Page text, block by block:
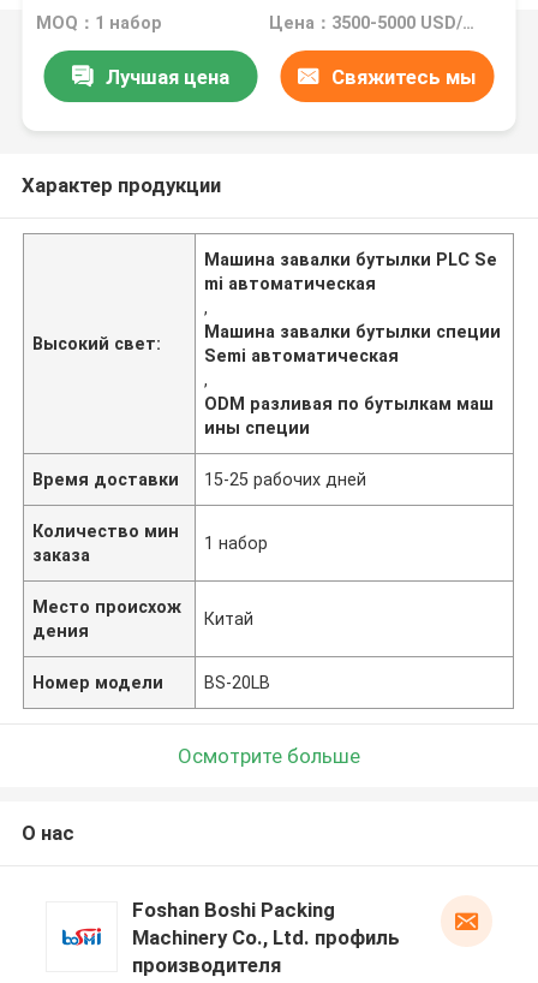
бутылкам машины специи
MOQ：1 набор Цена：3500-5000 USD/SET
Лучшая цена Свяжитесь мы
Характер продукции
Высокий свет:
Машина завалки бутылки PLC Se
mi автоматическая
,
Машина завалки бутылки специи
Semi автоматическая
,
ODM разливая по бутылкам маш
ины специи
Время доставки 15-25 рабочих дней
Количество мин
заказа
1 набор
Место происхож
дения
Китай
Номер модели BS-20LB
Осмотрите больше
О нас
Foshan Boshi Packing
Machinery Co., Ltd. профиль
производителя